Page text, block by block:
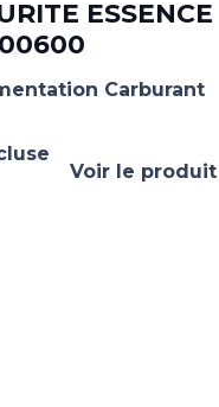
ESSENCE
Carburant
Voir le produit